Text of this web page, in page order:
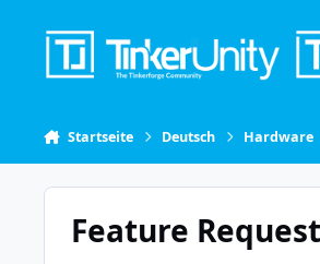
Startseite Deutsch Hardware
Feature